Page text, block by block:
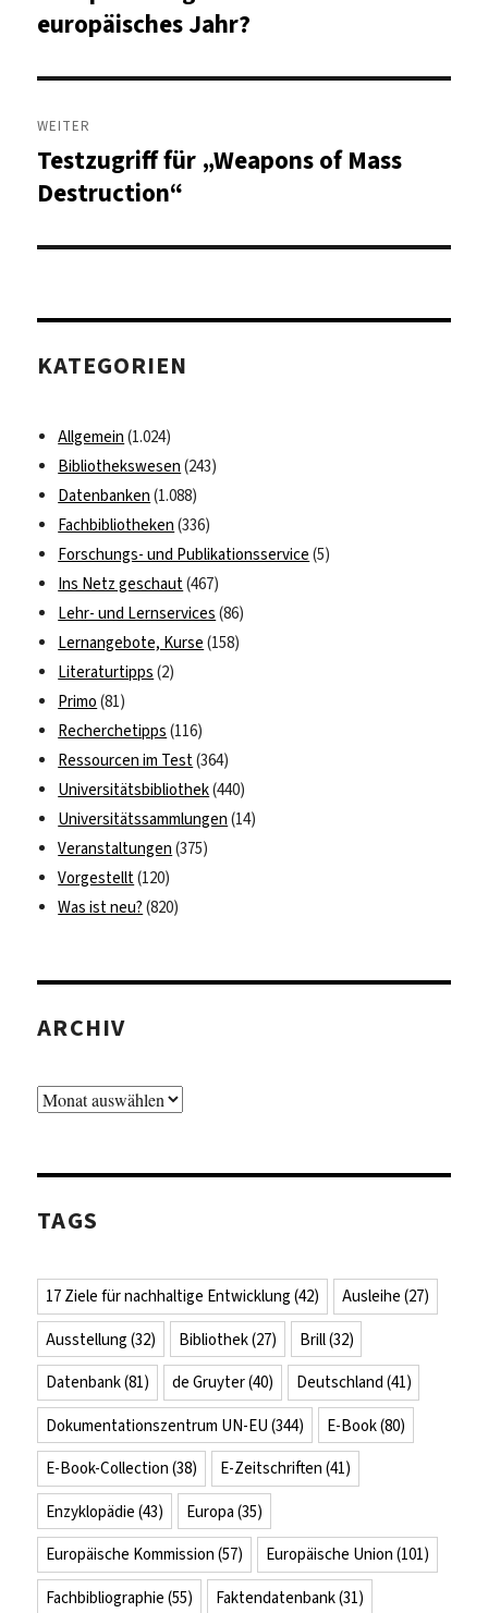
europäisches Jahr?
WEITER
Nächster
Beitrag:
Testzugriff für „Weapons of Mass
Destruction“
KATEGORIEN
Allgemein (1.024)
Bibliothekswesen (243)
Datenbanken (1.088)
Fachbibliotheken (336)
Forschungs- und Publikationsservice (5)
Ins Netz geschaut(467)
Lehr- und Lernservices (86)
Lernangebote, Kurse (158)
Literaturtipps (2)
Primo (81)
Recherchetipps (116)
Ressourcen im Test(364)
Universitätsbibliothek(440)
Universitätssammlungen (14)
Veranstaltungen (375)
Vorgestellt(120)
Was ist neu? (820)
ARCHIV
Archiv
TAGS
17 Ziele für nachhaltige Entwicklung (42) Ausleihe (27)
Ausstellung (32) Bibliothek(27) Brill(32)
Datenbank(81) de Gruyter(40) Deutschland (41)
Dokumentationszentrum UN-EU (344) E-Book(80)
E-Book-Collection (38) E-Zeitschriften (41)
Enzyklopädie (43) Europa (35)
Europäische Kommission (57) Europäische Union (101)
Fachbibliographie (55) Faktendatenbank(31)